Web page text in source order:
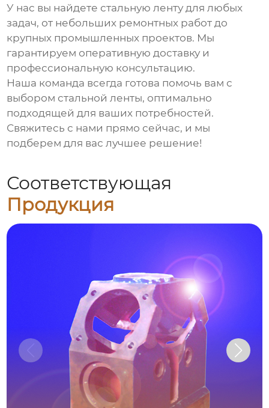
У нас вы найдете стальную ленту для любых
задач, от небольших ремонтных работ до
крупных промышленных проектов. Мы
гарантируем оперативную доставку и
профессиональную консультацию.
Наша команда всегда готова помочь вам с
выбором стальной ленты, оптимально
подходящей для ваших потребностей.
Свяжитесь с нами прямо сейчас, и мы
подберем для вас лучшее решение!
Соответствующая
Продукция